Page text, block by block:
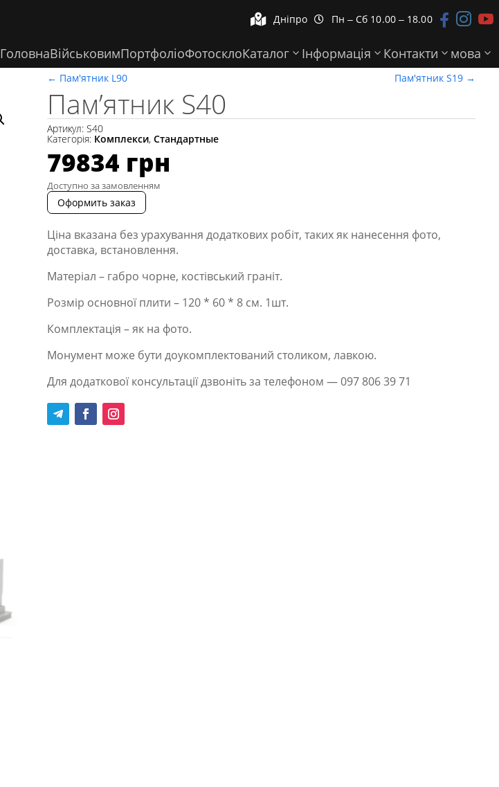
 Дніпро  Пн ‒ Сб 10.00 ‒ 18.00   
ГоловнаВійськовимПортфоліоФотосклоКаталог Інформація Контакти мова
← Пам'ятник L90 Пам'ятник S19 →
Пам’ятник S40
Артикул: S40
Категорія: Комплекси,Стандартные
79834 грн
Доступно за замовленням
Оформить заказ
Ціна вказана без урахування додаткових робіт, таких як нанесення фото,
доставка, встановлення.
Матеріал – габро чорне, костівський граніт.
Розмір основної плити – 120 * 60 * 8 см. 1шт.
Комплектація – як на фото.
Монумент може бути доукомплектований столиком, лавкою.
Для додаткової консультації дзвоніть за телефоном — 097 806 39 71